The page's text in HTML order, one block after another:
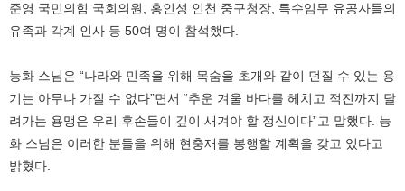
준영 국민의힘 국회의원, 홍인성 인천 중구청장, 특수임무 유공자들의
유족과 각계 인사 등 50여 명이 참석했다.
능화 스님은 “나라와 민족을 위해 목숨을 초개와 같이 던질 수 있는 용
기는 아무나 가질 수 없다”면서 “추운 겨울 바다를 헤치고 적진까지 달
려가는 용맹은 우리 후손들이 깊이 새겨야 할 정신이다”고 말했다. 능
화 스님은 이러한 분들을 위해 현충재를 봉행할 계획을 갖고 있다고
밝혔다.